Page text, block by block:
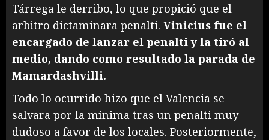
Tárrega le derribo, lo que propició que el
arbitro dictaminara penalti. Vinicius fue el
encargado de lanzar el penalti y la tiró al
medio, dando como resultado la parada de
Mamardashvilli.
Todo lo ocurrido hizo que el Valencia se
salvara por la mínima tras un penalti muy
dudoso a favor de los locales. Posteriormente,